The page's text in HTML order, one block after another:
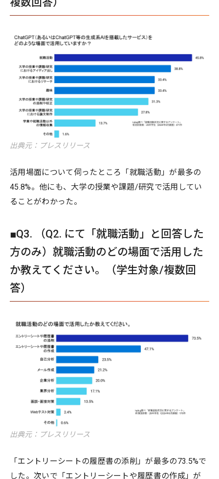
出典元：プレスリリース
活用場面について伺ったところ「就職活動」が最多の
45.8%。他にも、大学の授業や課題/研究で活用してい
ることがわかった。
■Q3. （Q2. にて「就職活動」と回答した
方のみ）就職活動のどの場面で活用した
か教えてください。（学生対象/複数回
答）
出典元：プレスリリース
「エントリーシートの履歴書の添削」が最多の73.5%で
した。次いで「エントリーシートや履歴書の作成」が